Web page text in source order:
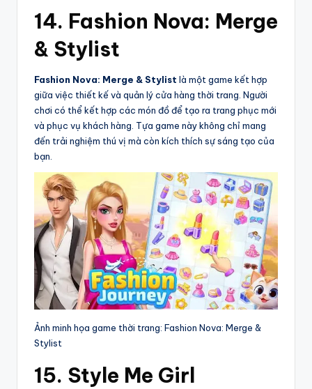
14. Fashion Nova: Merge
& Stylist
Fashion Nova: Merge & Stylist là một game kết hợp
giữa việc thiết kế và quản lý cửa hàng thời trang. Người
chơi có thể kết hợp các món đồ để tạo ra trang phục mới
và phục vụ khách hàng. Tựa game này không chỉ mang
đến trải nghiệm thú vị mà còn kích thích sự sáng tạo của
bạn.
Ảnh minh họa game thời trang: Fashion Nova: Merge &
Stylist
15. Style Me Girl